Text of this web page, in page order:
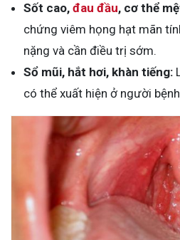
Sốt cao, đau đầu, cơ thể
chứng viêm họng hạt mãn
nặng và cần điều trị sớm.
Sổ mũi, hắt hơi, khàn tiếng:
có thể xuất hiện ở người